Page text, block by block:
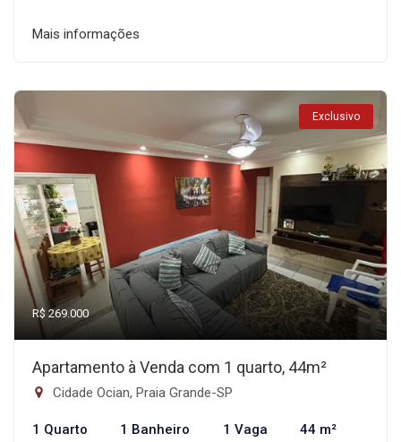
Mais informações
Exclusivo
R$ 269.000
Apartamento à Venda com 1 quarto, 44m²
Cidade Ocian, Praia Grande-SP
1 Quarto 1 Banheiro 1 Vaga 44 m²